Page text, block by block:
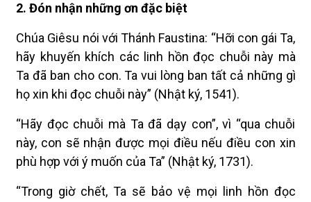
2. Đón nhận những ơn đặc biệt
Chúa Giêsu nói với Thánh Faustina: “Hỡi con gái Ta,
hãy khuyến khích các linh hồn đọc chuỗi này mà
Ta đã ban cho con. Ta vui lòng ban tất cả những gì
họ xin khi đọc chuỗi này” (Nhật ký, 1541).
“Hãy đọc chuỗi mà Ta đã dạy con”, vì “qua chuỗi
này, con sẽ nhận được mọi điều nếu điều con xin
phù hợp với ý muốn của Ta” (Nhật ký, 1731).
“Trong giờ chết, Ta sẽ bảo vệ mọi linh hồn đọc